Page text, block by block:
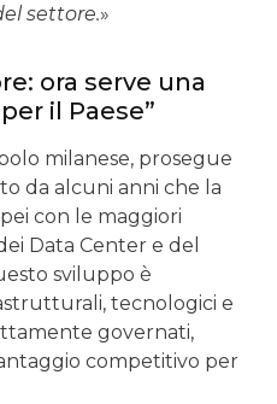
settore.»
ora serve una
il Paese”
milanese, prosegue
da alcuni anni che la
con le maggiori
Data Center e del
sviluppo è
tecnologici e
governati,
competitivo per